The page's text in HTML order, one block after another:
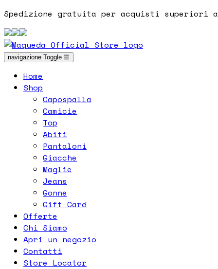
Spedizione gratuita per acquisti superiori
navigazione Toggle ☰
Home
Shop
Capospalla
Camicie
Top
Abiti
Pantaloni
Giacche
Maglie
Jeans
Gonne
Gift Card
Offerte
Chi Siamo
Apri un negozio
Contatti
Store Locator